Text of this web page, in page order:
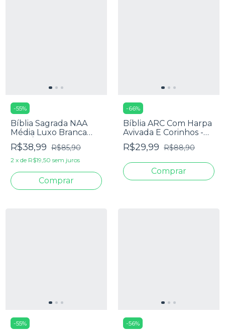
-55%
Bíblia Sagrada NAA
Média Luxo Branca
Com Índice
R$38,99 R$85,90
2 x de R$19,50 sem juros
-66%
Bíblia ARC Com Harpa
Avivada E Corinhos -
Letra Jumbo - Capa
Dura Leão PB
R$29,99 R$88,90
-55% -56%